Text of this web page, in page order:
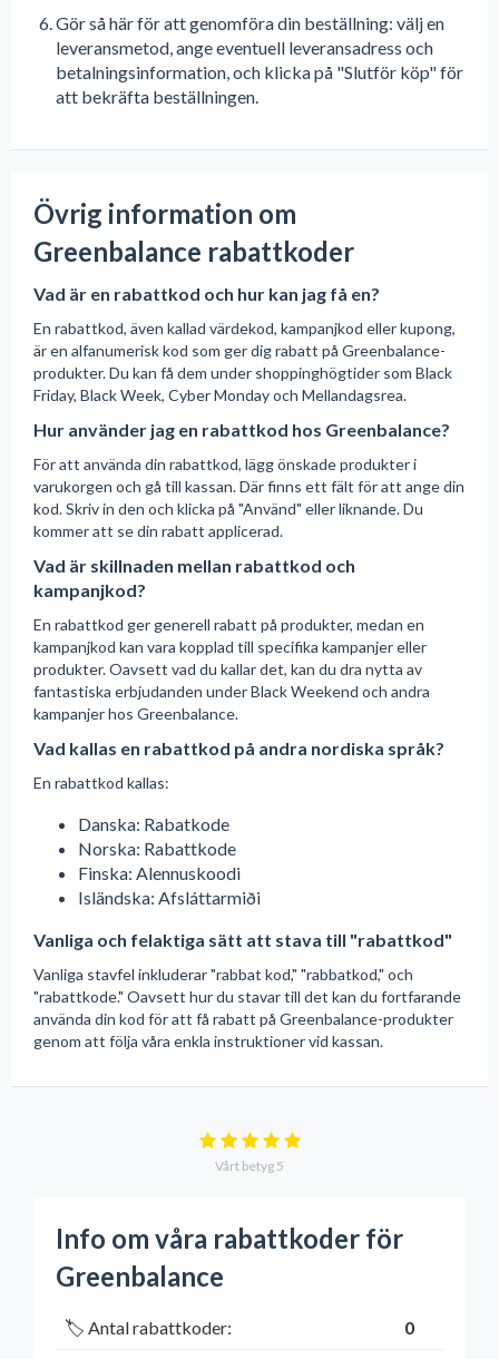
Gör så här för att genomföra din beställning: välj en
leveransmetod, ange eventuell leveransadress och
betalningsinformation, och klicka på "Slutför köp" för
att bekräfta beställningen.
Övrig information om
Greenbalance rabattkoder
Vad är en rabattkod och hur kan jag få en?
En rabattkod, även kallad värdekod, kampanjkod eller kupong,
är en alfanumerisk kod som ger dig rabatt på Greenbalance-
produkter. Du kan få dem under shoppinghögtider som Black
Friday, Black Week, Cyber Monday och Mellandagsrea.
Hur använder jag en rabattkod hos Greenbalance?
För att använda din rabattkod, lägg önskade produkter i
varukorgen och gå till kassan. Där finns ett fält för att ange din
kod. Skriv in den och klicka på "Använd" eller liknande. Du
kommer att se din rabatt applicerad.
Vad är skillnaden mellan rabattkod och
kampanjkod?
En rabattkod ger generell rabatt på produkter, medan en
kampanjkod kan vara kopplad till specifika kampanjer eller
produkter. Oavsett vad du kallar det, kan du dra nytta av
fantastiska erbjudanden under Black Weekend och andra
kampanjer hos Greenbalance.
Vad kallas en rabattkod på andra nordiska språk?
En rabattkod kallas:
Danska: Rabatkode
Norska: Rabattkode
Finska: Alennuskoodi
Isländska: Afsláttarmiði
Vanliga och felaktiga sätt att stava till "rabattkod"
Vanliga stavfel inkluderar "rabbat kod," "rabbatkod," och
"rabattkode." Oavsett hur du stavar till det kan du fortfarande
använda din kod för att få rabatt på Greenbalance-produkter
genom att följa våra enkla instruktioner vid kassan.
Vårt betyg 5
Info om våra rabattkoder för
Greenbalance
🏷️ Antal rabattkoder: 0